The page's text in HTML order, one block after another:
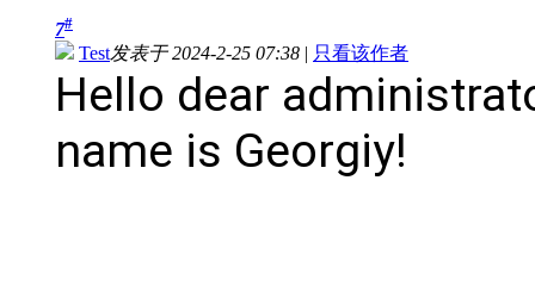
7#
Test发表于 2024-2-25 07:38 | 只看该作者
Hello dear
name is Georgiy!